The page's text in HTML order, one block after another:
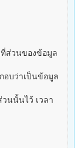
ส่วนของข้อมูล
อบว่าเป็นข้อมูล
นนั้นไว้ เวลา